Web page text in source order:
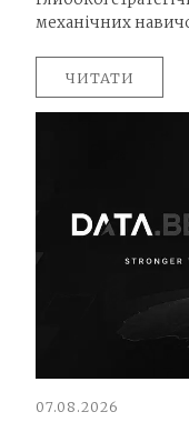
механічних
ЧИТАТИ
07.08.2026